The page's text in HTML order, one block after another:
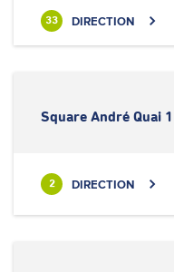
33 DIRECTION
Square André Quai 1
2 DIRECTION